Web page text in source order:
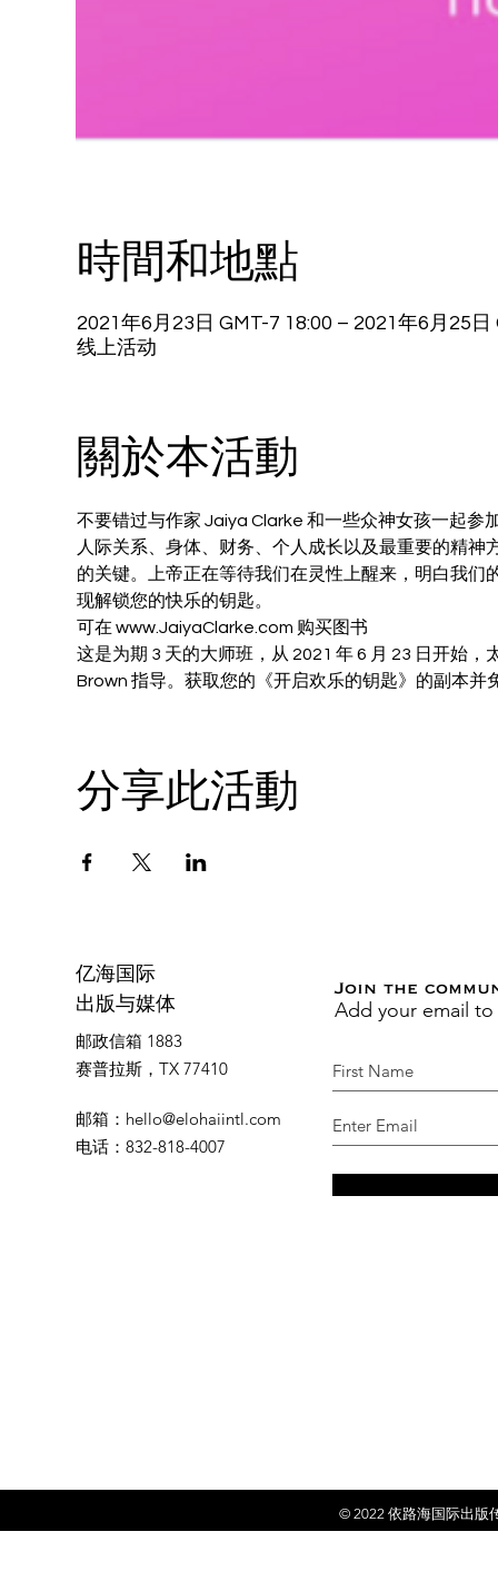
時間和地點
2021年6月23日 GMT-7 18:00 – 2021年6月25日
线上活动
關於本活動
不要错过与作家 Jaiya Clarke 和一些众神女孩一起
人际关系、身体、财务、个人成长以及最重要的精
的关键。上帝正在等待我们在灵性上醒来，明白我们
现解锁您的快乐的钥匙。
可在 www.JaiyaClarke.com 购买图书
这是为期 3 天的大师班，从 2021 年 6 月 23 日开始
Brown 指导。获取您的《开启欢乐的钥匙》的副本并
分享此活動
亿海国际
出版与媒体
邮政信箱 1883
赛普拉斯，TX 77410
邮箱 ： hello@elohaiintl.com
电话 ：832-818-4007
Join the
Add your email
© 2022 依路海国际出版